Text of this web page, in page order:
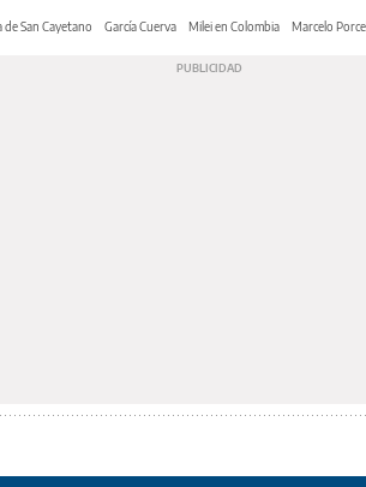
de San Cayetano García Cuerva Milei en Colombia Marcelo Porcel